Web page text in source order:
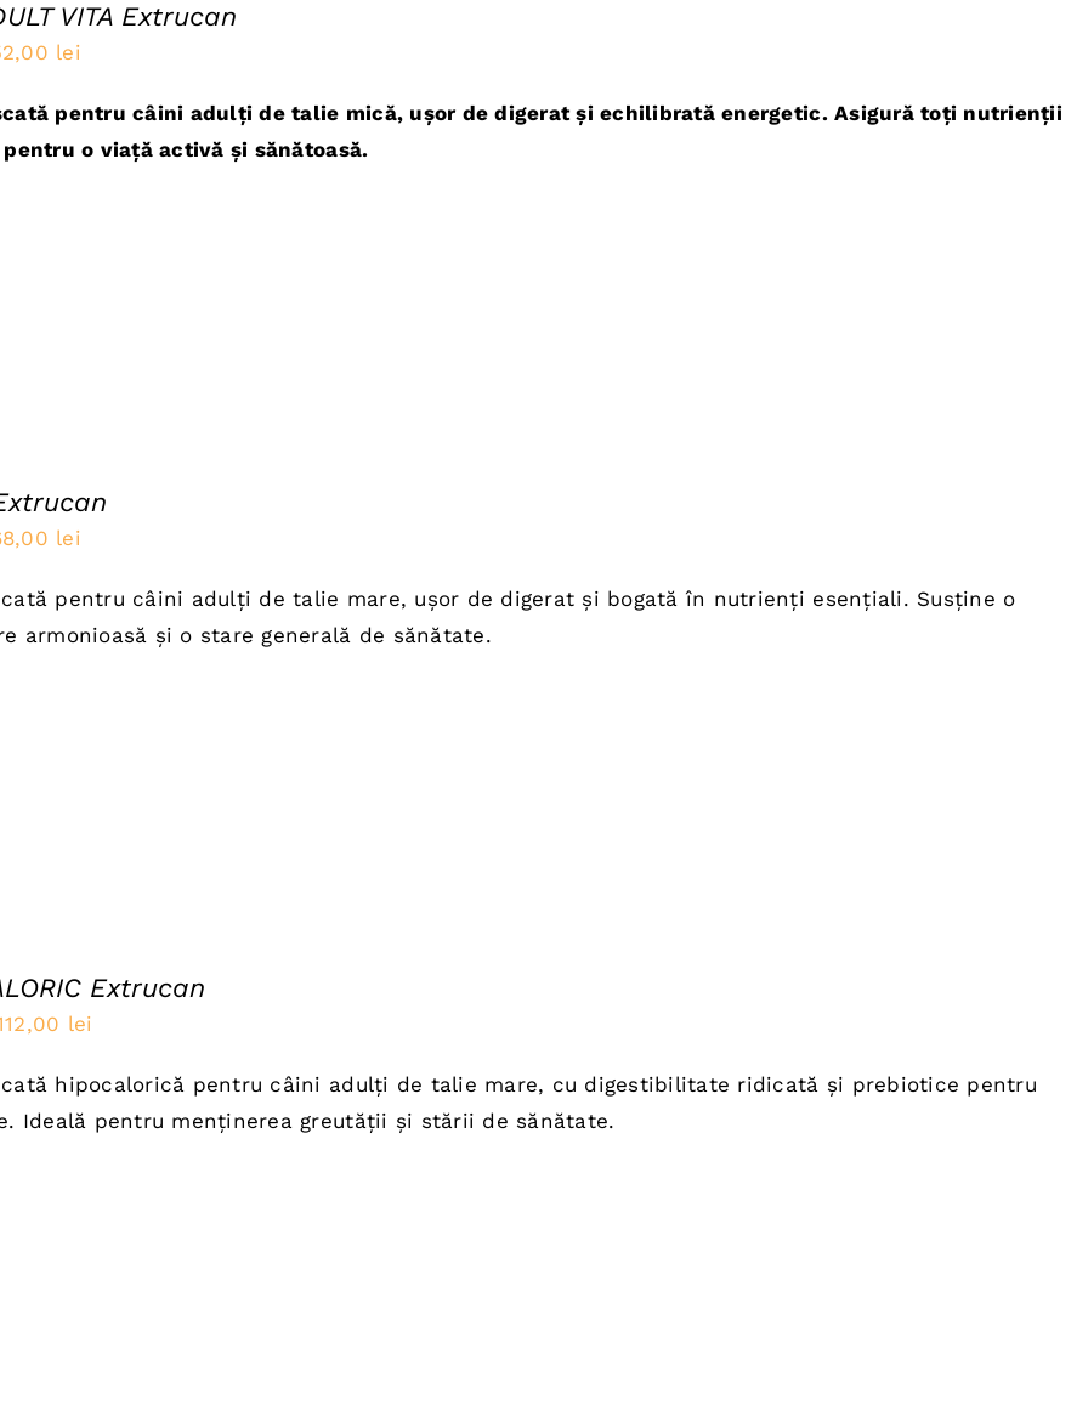
VITA Extrucan
leiPrețul
este:
52,00 lei.
pentru câini adulți de talie mică, ușor de digerat și echilibrată energetic. Asigură toți nutrienții
o viață activă și sănătoasă.
leiPrețul
este:
68,00 lei.
pentru câini adulți de talie mare, ușor de digerat și bogată în nutrienți esențiali. Susține o
armonioasă și o stare generală de sănătate.
Extrucan
lei
este:
112,00 lei.
hipocalorică pentru câini adulți de talie mare, cu digestibilitate ridicată și prebiotice pentru
Ideală pentru menținerea greutății și stării de sănătate.